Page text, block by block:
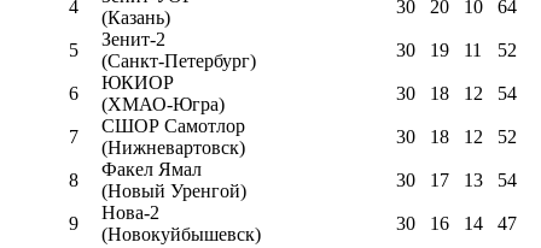
4
(Казань)
30 20 10 64
5
Зенит-2
(Санкт-Петербург)
30 19 11 52
6
ЮКИОР
(ХМАО-Югра)
30 18 12 54
7
СШОР Самотлор
(Нижневартовск)
30 18 12 52
8
Факел Ямал
(Новый Уренгой)
30 17 13 54
9
Нова-2
(Новокуйбышевск)
30 16 14 47